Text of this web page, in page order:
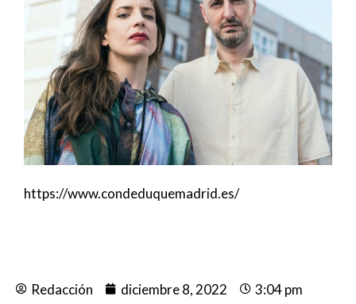
https://www.condeduquemadrid.es/
Redacción diciembre 8, 2022
3:04 pm